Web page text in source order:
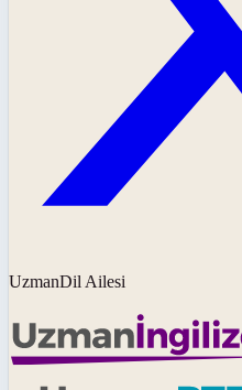
UzmanDil Ailesi